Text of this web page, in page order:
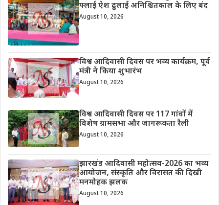
फ्लाई ऐश ढुलाई अनिश्चितकाल के लिए बंद
August 10, 2026
विश्व आदिवासी दिवस पर भव्य कार्यक्रम, पूर्व
मंत्री ने किया शुभारंभ
August 10, 2026
विश्व आदिवासी दिवस पर 117 गांवों में
विशेष ग्रामसभा और जागरूकता रैली
August 10, 2026
झारखंड आदिवासी महोत्सव-2026 का भव्य
आयोजन, संस्कृति और विरासत की दिखी
मनमोहक झलक
August 10, 2026